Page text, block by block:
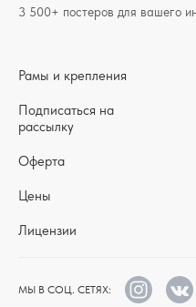
МЫ В СОЦ. СЕТЯХ:
Рамы и крепления
Подписаться на
рассылку
Оферта
Цены
Лицензии
3 500+ постеров для вашего